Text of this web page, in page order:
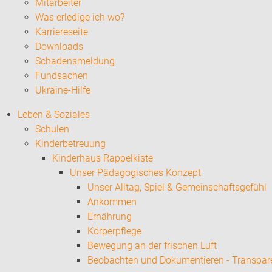
Mitarbeiter
Was erledige ich wo?
Karriereseite
Downloads
Schadensmeldung
Fundsachen
Ukraine-Hilfe
Leben & Soziales
Schulen
Kinderbetreuung
Kinderhaus Rappelkiste
Unser Pädagogisches Konzept
Unser Alltag, Spiel & Gemeinschaftsgefühl
Ankommen
Ernährung
Körperpflege
Bewegung an der frischen Luft
Beobachten und Dokumentieren -